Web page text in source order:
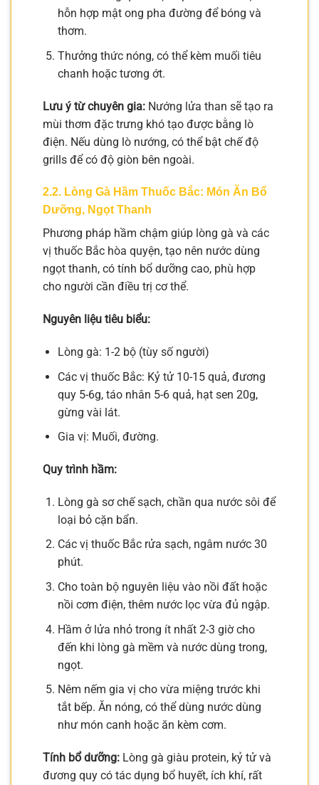
hỗn hợp mật ong pha đường để bóng và
thơm.
Thưởng thức nóng, có thể kèm muối tiêu
chanh hoặc tương ớt.
Lưu ý từ chuyên gia: Nướng lửa than sẽ tạo ra
mùi thơm đặc trưng khó tạo được bằng lò
điện. Nếu dùng lò nướng, có thể bật chế độ
grills để có độ giòn bên ngoài.
2.2. Lòng Gà Hầm Thuốc Bắc: Món Ăn Bổ
Dưỡng, Ngọt Thanh
Phương pháp hầm chậm giúp lòng gà và các
vị thuốc Bắc hòa quyện, tạo nên nước dùng
ngọt thanh, có tính bổ dưỡng cao, phù hợp
cho người cần điều trị cơ thể.
Nguyên liệu tiêu biểu:
Lòng gà: 1-2 bộ (tùy số người)
Các vị thuốc Bắc: Kỷ tử 10-15 quả, đương
quy 5-6g, táo nhân 5-6 quả, hạt sen 20g,
gừng vài lát.
Gia vị: Muối, đường.
Quy trình hầm:
Lòng gà sơ chế sạch, chần qua nước sôi để
loại bỏ cặn bẩn.
Các vị thuốc Bắc rửa sạch, ngâm nước 30
phút.
Cho toàn bộ nguyên liệu vào nồi đất hoặc
nồi cơm điện, thêm nước lọc vừa đủ ngập.
Hầm ở lửa nhỏ trong ít nhất 2-3 giờ cho
đến khi lòng gà mềm và nước dùng trong,
ngọt.
Nêm nếm gia vị cho vừa miệng trước khi
tắt bếp. Ăn nóng, có thể dùng nước dùng
như món canh hoặc ăn kèm cơm.
Tính bổ dưỡng: Lòng gà giàu protein, kỷ tử và
đương quy có tác dụng bổ huyết, ích khí, rất